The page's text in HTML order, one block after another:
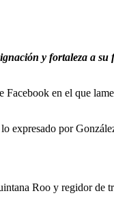
y fortaleza a su
en el que
lo expresado por
Roo y regidor de